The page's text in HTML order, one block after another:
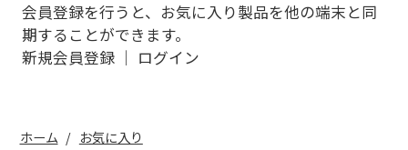
会員登録を行うと、お気に入り製品を他の端末と同
期することができます。
新規会員登録｜ ログイン
ホーム お気に入り